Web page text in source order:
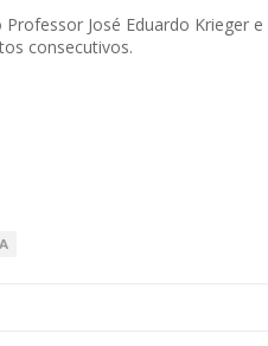
José Eduardo Krieger
consecutivos.